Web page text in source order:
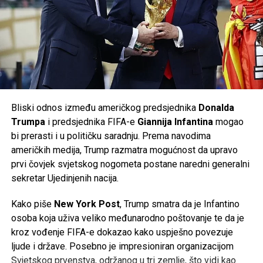
Tweet Share
Mail
radničkog vijeća, ali i vlasti savezne pokrajine
Donja
Saska, koja posjeduje oko 20 posto udjela
u
Volkswagenu i ima značajan utjecaj u nadzornom odboru
kompanije. Prema njemačkim medijima, odbor je u početnoj
fazi odbio dio predloženih mjera.
Volkswagen je ranije potvrdio da će do kraja decenije u
35.000biti u matičnom brendu Volkswagen, dok će
ostatak biti raspoređen na kompanije unutar grupacije,
uključujući AudiiPorsche. Do sada je više od37.000
zaposlenihveć prihvatilo programe dobrovoljnog odlaska
iz kompanije.
evropski proizvođač automobila nalazi pred jednim od
najvećih izazova u svojoj historiji, dok će naredni mjeseci
biti ključni za budući smjer razvoja kompanije.
Bliski odnos između američkog predsjednika Donalda
Trumpai predsjednika FIFA-e Giannija Infantinamogao
bi prerasti i u političku saradnju. Prema navodima
američkih medija, Trump razmatra mogućnost da upravo
prvi čovjek svjetskog nogometa postane naredni generalni
sekretar Ujedinjenih nacija.
Kako piše New York Post, Trump smatra da je Infantino
osoba koja uživa veliko međunarodno poštovanje te da je
kroz vođenje FIFA-e dokazao kako uspješno povezuje
ljude i države. Posebno je impresioniran organizacijom
Svjetskog prvenstva, održanog u tri zemlje, što vidi kao